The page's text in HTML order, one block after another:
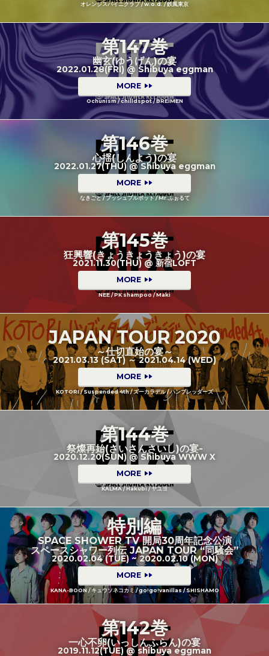
オレンジスパイニクラブ / w.o.d. / 鉄風東京
第147巻
幽玄(ゆうげん)の宴
2022.01.28(FRI) @ Shibuya eggman
MORE
Ochunism / chilldspot / BREIMEN
第146巻
心揺(しんよう)の宴
2022.01.27(THU) @ Shibuya eggman
MORE
なきごと / プッシュプルポット / Mr.ふぉるて
第145巻
狂興響(きょうきょうきょう)の宴
2021.11.30(THU) @ 新宿LOFT
MORE
NEE / PK shampoo / Maki
JAPAN TOUR 2020
～仕切直始の宴～
2021.03.13 (SAT) ～ 2021.04.14 (WED)
MORE
KOTORI / Suspended 4th / ズーカラデル / ハンブレッダーズ
第144巻
祭燦再始(さいさんさいし)の宴-
2020.12.20(SUN) @ Shibuya WWW X
MORE
KALMA / Hakubi / ヤユヨ
特別編
SPACE SHOWER TV 開局30周年記念公演
スペースシャワー列伝 JAPAN TOUR “同騒会”
2020.02.04 (TUE) ~ 2020.02.10 (MON)
MORE
KANA-BOON / キュウソネコカミ / go!go!vanillas / SHISHAMO
第142巻
一心不卵(いっしんふらん)の宴
2019.11.12(TUE) @ shibuya eggman